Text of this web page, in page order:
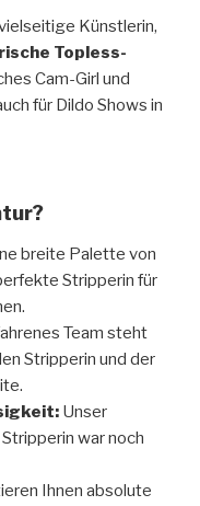
Künstlerin,
Topless-
Cam-Girl und
für Dildo Shows in
breite Palette von
Stripperin für
Team steht
Stripperin und der
Unser
war noch
Ihnen absolute